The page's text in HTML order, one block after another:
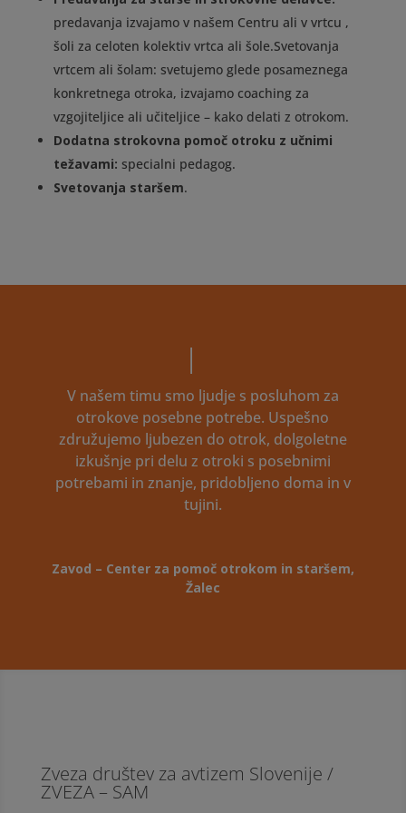
predavanja izvajamo v našem Centru ali v vrtcu ,
šoli za celoten kolektiv vrtca ali šole.Svetovanja
vrtcem ali šolam: svetujemo glede posameznega
konkretnega otroka, izvajamo coaching za
vzgojiteljice ali učiteljice – kako delati z otrokom.
Dodatna strokovna pomoč otroku z učnimi
težavami: specialni pedagog.
Svetovanja staršem.
V našem timu smo ljudje s posluhom za
otrokove posebne potrebe. Uspešno
združujemo ljubezen do otrok, dolgoletne
izkušnje pri delu z otroki s posebnimi
potrebami in znanje, pridobljeno doma in v
tujini.
Zavod – Center za pomoč otrokom in staršem,
Žalec
Zveza društev za avtizem Slovenije /
ZVEZA – SAM